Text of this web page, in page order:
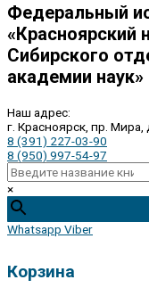
Федеральный
«Красноярский
Сибирского
академии наук»
Наш адрес:
г. Красноярск, пр. Мира,
8 (391) 227-03-90
8 (950) 997-54-97
×
Whatsapp Viber
Корзина